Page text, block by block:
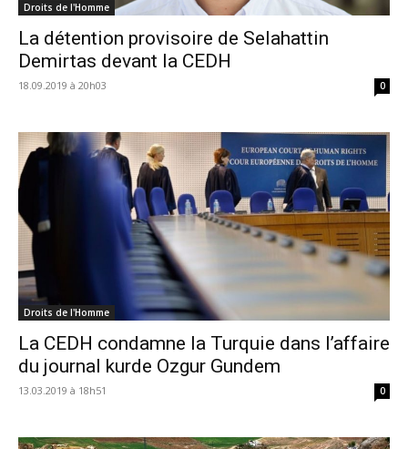
Droits de l'Homme
La détention provisoire de Selahattin
Demirtas devant la CEDH
18.09.2019 à 20h03 0
Droits de l'Homme
La CEDH condamne la Turquie dans l’affaire
du journal kurde Ozgur Gundem
13.03.2019 à 18h51 0